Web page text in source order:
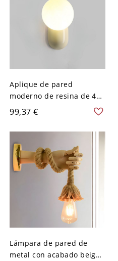
Aplique de pared
moderno de resina de 4
pulgadas AccentuRyte con
pantalla blanca - 110 A
120 V Beige
99,37 €
Lámpara de pared de
metal con acabado beige